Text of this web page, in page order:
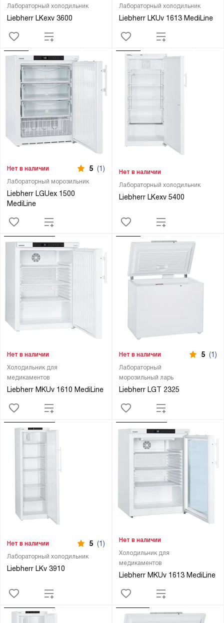
Лабораторный холодильник
Liebherr LKexv 3600
Лабораторный холодильник
Liebherr LKUv 1613 MediLine
Лабораторный морозильник
Liebherr LGUex 1500
MediLine
Нет в наличии 5 (1)
Лабораторный холодильник
Liebherr LKexv 5400
Нет в наличии
Холодильник для
медикаментов
Liebherr MKUv 1610 MediLine
Нет в наличии
Лабораторный
морозильный ларь
Liebherr LGT 2325
Нет в наличии 5 (1)
Лабораторный холодильник
Liebherr LKv 3910
Нет в наличии 5 (1)
Холодильник для
медикаментов
Liebherr MKUv 1613 MediLine
Нет в наличии